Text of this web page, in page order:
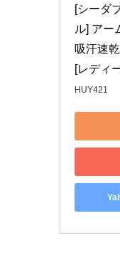
[シーダ
ル] アー
吸汗速
[レディ
HUY421